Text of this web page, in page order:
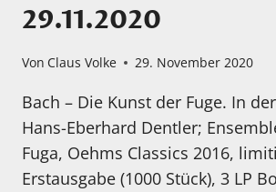
29.11.2020
Von Claus Volke 29. November 2020
Bach – Die Kunst der Fuge. In
Hans-Eberhard Dentler;
Fuga, Oehms Classics 2016,
Erstausgabe (1000 Stück), 3 LP